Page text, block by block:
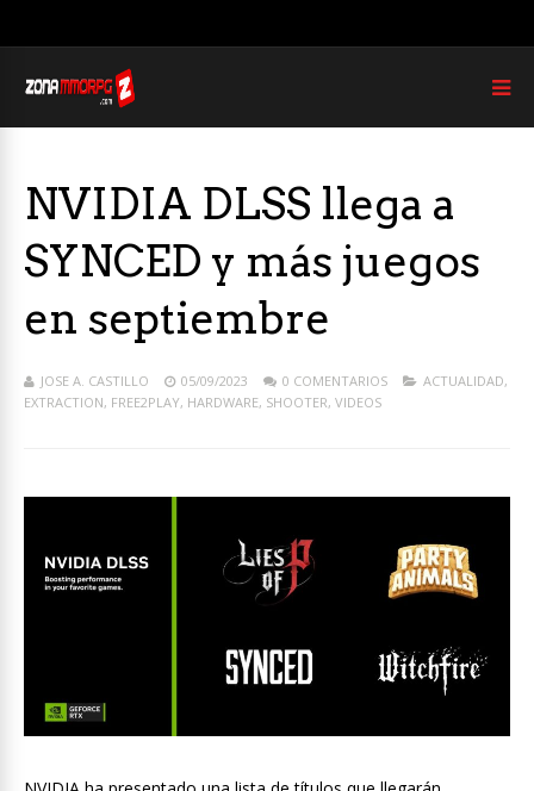
NVIDIA DLSS llega a
SYNCED y más juegos
en septiembre
JOSE A. CASTILLO 05/09/2023 0 COMENTARIOS ACTUALIDAD,
EXTRACTION, FREE2PLAY, HARDWARE, SHOOTER, VIDEOS